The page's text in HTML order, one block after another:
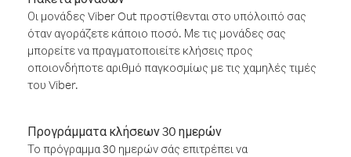
Οι μονάδες Viber Out προστίθενται στο υπόλοιπό σας
όταν αγοράζετε κάποιο ποσό. Με τις μονάδες σας
μπορείτε να πραγματοποιείτε κλήσεις προς
οποιονδήποτε αριθμό παγκοσμίως με τις χαμηλές τιμές
του Viber.
Προγράμματα κλήσεων 30 ημερών
Το πρόγραμμα 30 ημερών σάς επιτρέπει να